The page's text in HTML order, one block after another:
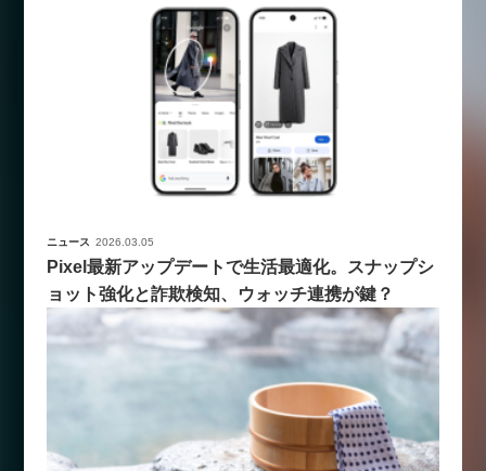
ニュース 2026.03.05
Pixel最新アップデートで生活最適化。スナップシ
ョット強化と詐欺検知、ウォッチ連携が鍵？